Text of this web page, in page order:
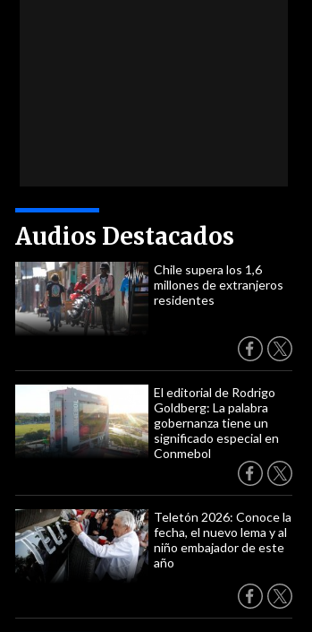
Audios Destacados
Chile supera los 1,6
millones de extranjeros
residentes
El editorial de Rodrigo
Goldberg: La palabra
gobernanza tiene un
significado especial en
Conmebol
Teletón 2026: Conoce la
fecha, el nuevo lema y al
niño embajador de este
año